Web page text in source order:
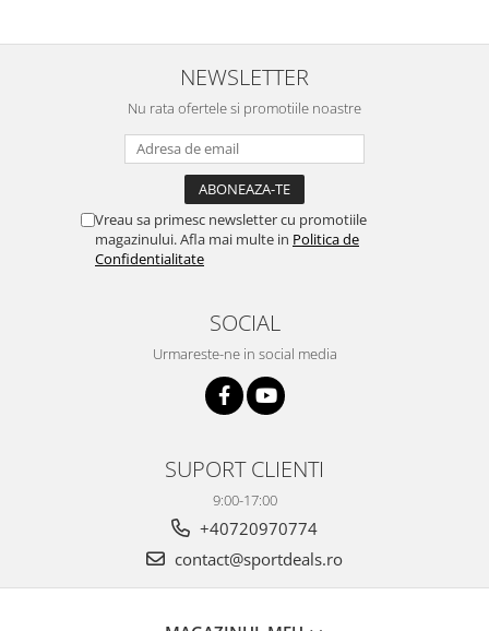
NEWSLETTER
Nu rata ofertele si promotiile noastre
Vreau sa primesc newsletter cu promotiile
magazinului. Afla mai multe in Politica de
Confidentialitate
SOCIAL
Urmareste-ne in social media
SUPORT CLIENTI
9:00-17:00
+40720970774
contact@sportdeals.ro